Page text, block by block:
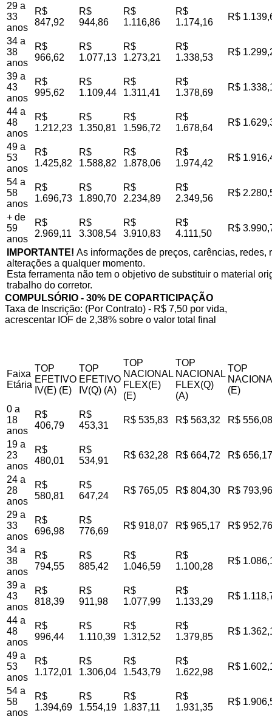
29 a
33
anos
R$
847,92
R$
944,86
R$
1.116,86
R$
1.174,16
R$
34 a
38
anos
R$
966,62
R$
1.077,13
R$
1.273,21
R$
1.338,53
R$
39 a
43
anos
R$
995,62
R$
1.109,44
R$
1.311,41
R$
1.378,69
R$
44 a
48
anos
R$
1.212,23
R$
1.350,81
R$
1.596,72
R$
1.678,64
R$
49 a
53
anos
R$
1.425,82
R$
1.588,82
R$
1.878,06
R$
1.974,42
R$
54 a
58
anos
R$
1.696,73
R$
1.890,70
R$
2.234,89
R$
2.349,56
R$
+ de
59
anos
R$
2.969,11
R$
3.308,54
R$
3.910,83
R$
4.111,50
R$
IMPORTANTE! As informações de preços, carências,
alterações a qualquer momento.
Esta ferramenta não tem o objetivo de substituir o material
trabalho do corretor.
COMPULSÓRIO - 30% DE COPARTICIPAÇÃO
Taxa de Inscrição: (Por Contrato) - R$ 7,50 por vida,
acrescentar IOF de 2,38% sobre o valor total final
Faixa
Etária
TOP
EFETIVO
IV(E) (E)
TOP
EFETIVO
IV(Q) (A)
TOP
NACIONAL
FLEX(E)
(E)
TOP
NACIONAL
FLEX(Q)
(A)
TOP
(E)
0 a
18
anos
R$
406,79
R$
453,31
R$ 535,83 R$ 563,32 R$ 556,08
19 a
23
anos
R$
480,01
R$
534,91
R$ 632,28 R$ 664,72 R$ 656,17
24 a
28
anos
R$
580,81
R$
647,24
R$ 765,05 R$ 804,30 R$ 793,96
29 a
33
anos
R$
696,98
R$
776,69
R$ 918,07 R$ 965,17 R$ 952,76
34 a
38
anos
R$
794,55
R$
885,42
R$
1.046,59
R$
1.100,28
R$
39 a
43
anos
R$
818,39
R$
911,98
R$
1.077,99
R$
1.133,29
R$
44 a
48
anos
R$
996,44
R$
1.110,39
R$
1.312,52
R$
1.379,85
R$
49 a
53
anos
R$
1.172,01
R$
1.306,04
R$
1.543,79
R$
1.622,98
R$
54 a
58
anos
R$
1.394,69
R$
1.554,19
R$
1.837,11
R$
1.931,35
R$